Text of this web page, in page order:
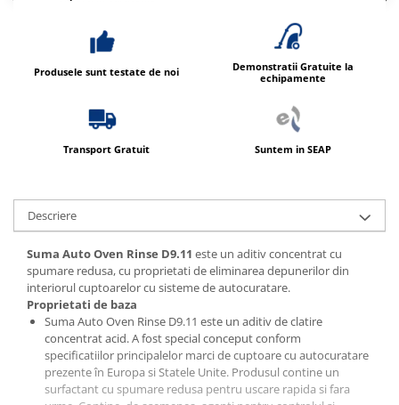
Produsele sunt testate de noi
Demonstratii Gratuite la
echipamente
Transport Gratuit Suntem in SEAP
Descriere
Suma Auto Oven Rinse D9.11 este un aditiv concentrat cu
spumare redusa, cu proprietati de eliminarea depunerilor din
interiorul cuptoarelor cu sisteme de autocuratare.
Proprietati de baza
Suma Auto Oven Rinse D9.11 este un aditiv de clatire
concentrat acid. A fost special conceput conform
specificatiilor principalelor marci de cuptoare cu autocuratare
prezente în Europa si Statele Unite. Produsul contine un
surfactant cu spumare redusa pentru uscare rapida si fara